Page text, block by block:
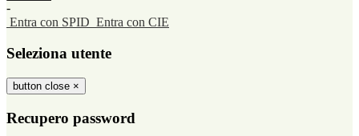
-
Entra con SPID Entra con CIE
Seleziona utente
button close ×
Recupero password